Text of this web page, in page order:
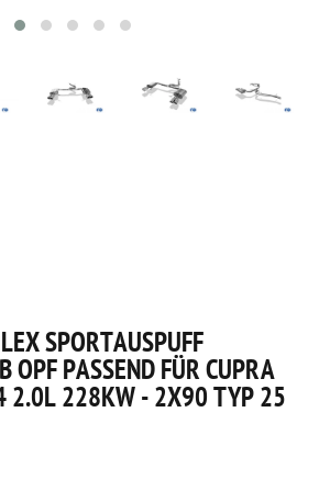
SPORTAUSPUFF
OPF PASSEND FÜR CUPRA
2.0L 228KW - 2X90 TYP 25